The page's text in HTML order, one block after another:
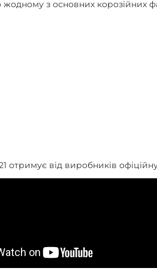
жодному з основних корозійних
отримує від виробників